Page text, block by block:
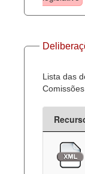
Lista das